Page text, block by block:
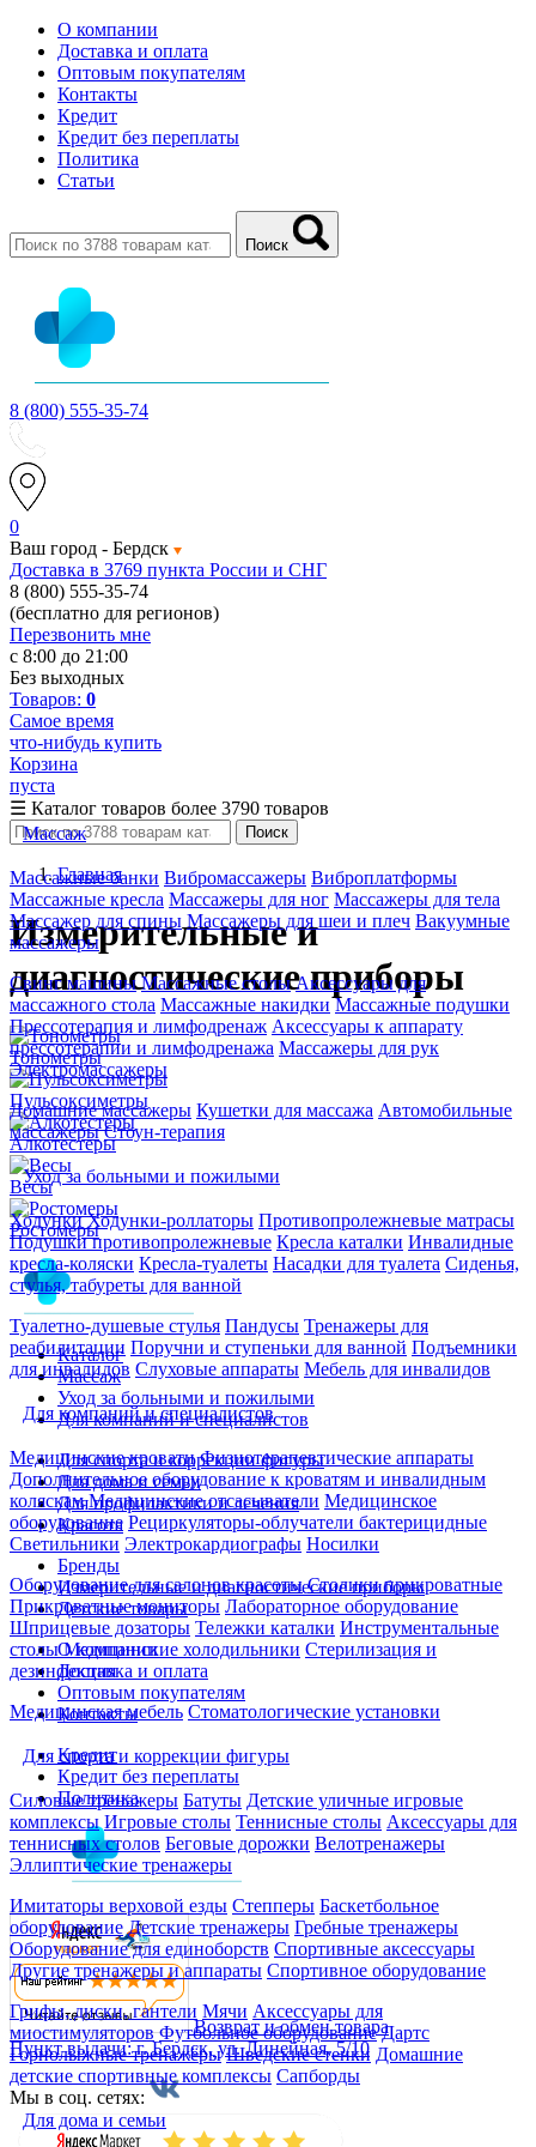
О компании
Доставка и оплата
Оптовым покупателям
Контакты
Кредит
Кредит без переплаты
Политика
Статьи
Поиск
8 (800) 555-35-74
0
Ваш город - Бердск
Доставка в 3769 пункта России и СНГ
8 (800) 555-35-74
(бесплатно для регионов)
Перезвонить мне
с 8:00 до 21:00
Без выходных
Товаров: 0
Самое время
что-нибудь купить
Корзина
пуста
☰ Каталог товаров более 3790 товаров
Массаж
Массажные банки Вибромассажеры Виброплатформы
Массажные кресла Массажеры для ног Массажеры для тела
Массажер для спины Массажеры для шеи и плеч Вакуумные
массажеры
Свинг машины Массажные столы Аксессуары для
массажного стола Массажные накидки Массажные подушки
Прессотерапия и лимфодренаж Аксессуары к аппарату
прессотерапии и лимфодренажа Массажеры для рук
Электромассажеры
Домашние массажеры Кушетки для массажа Автомобильные
массажеры Стоун-терапия
Уход за больными и пожилыми
ХодункиХодунки-роллаторы Противопролежневые матрасы
Подушки противопролежневые Кресла каталки Инвалидные
кресла-коляски Кресла-туалеты Насадки для туалета Сиденья,
стулья, табуреты для ванной
Туалетно-душевые стулья Пандусы Тренажеры для
реабилитации Поручни и ступеньки для ванной Подъемники
для инвалидов Слуховые аппараты Мебель для инвалидов
Для компаний и специалистов
Медицинские кровати Физиотерапевтические аппараты
Дополнительное оборудование к кроватям и инвалидным
коляскам Медицинские отсасыватели Медицинское
оборудование Рециркуляторы-облучатели бактерицидные
Светильники Электрокардиографы Носилки
Оборудование для салонов красоты Столики прикроватные
Прикроватные мониторы Лабораторное оборудование
Шприцевые дозаторы Тележки каталки Инструментальные
столы Медицинские холодильники Стерилизация и
дезинфекция
Медицинская мебель Стоматологические установки
Для спорта и коррекции фигуры
Силовые тренажеры Батуты Детские уличные игровые
комплексы Игровые столы Теннисные столы Аксессуары для
теннисных столов Беговые дорожки Велотренажеры
Эллиптические тренажеры
Имитаторы верховой езды Степперы Баскетбольное
оборудование Детские тренажеры Гребные тренажеры
Оборудование для единоборств Спортивные аксессуары
Другие тренажеры и аппараты Спортивное оборудование
Грифы, диски, гантели Мячи Аксессуары для
миостимуляторов Футбольное оборудование Дартс
Горнолыжные тренажёры Шведские стенки Домашние
детские спортивные комплексы Сапборды
Для дома и семьи
Поиск
Главная
Измерительные и
диагностические приборы
Тонометры
Пульсоксиметры
Алкотестеры
Весы
Ростомеры
Каталог
Массаж
Уход за больными и пожилыми
Для компаний и специалистов
Для спорта и коррекции фигуры
Для дома и семьи
Для профилактики и лечения
Красота
Бренды
Измерительные и диагностические приборы
Детские товары
О компании
Доставка и оплата
Оптовым покупателям
Контакты
Кредит
Кредит без переплаты
Политика
Возврат и обмен товара
Пункт выдачи: г. Бердск, ул. Линейная, 5/10
Мы в соц. сетях: